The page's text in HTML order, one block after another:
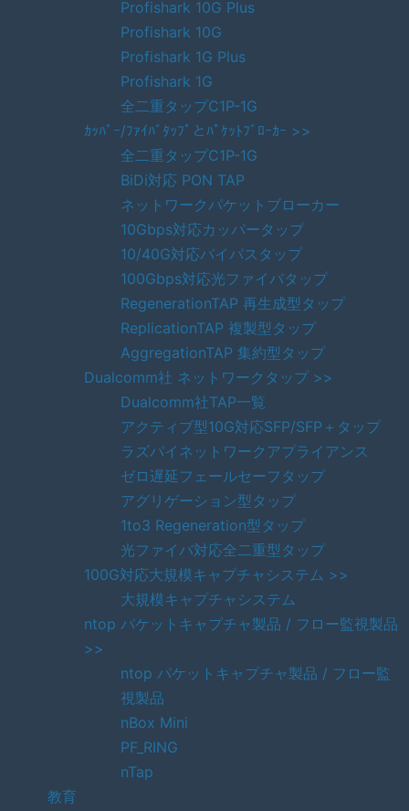
Profishark 10G Plus
Profishark 10G
Profishark 1G Plus
Profishark 1G
全二重タップC1P-1G
ｶｯﾊﾟｰ/ﾌｧｲﾊﾞﾀｯﾌﾟとﾊﾟｹｯﾄﾌﾞﾛｰｶｰ >>
全二重タップC1P-1G
BiDi対応 PON TAP
ネットワークパケットブローカー
10Gbps対応カッパータップ
10/40G対応バイパスタップ
100Gbps対応光ファイバタップ
RegenerationTAP 再生成型タップ
ReplicationTAP 複製型タップ
AggregationTAP 集約型タップ
Dualcomm社 ネットワークタップ >>
Dualcomm社TAP一覧
アクティブ型10G対応SFP/SFP＋タップ
ラズパイネットワークアプライアンス
ゼロ遅延フェールセーフタップ
アグリゲーション型タップ
1to3 Regeneration型タップ
光ファイバ対応全二重型タップ
100G対応大規模キャプチャシステム >>
大規模キャプチャシステム
ntop パケットキャプチャ製品 / フロー監視製品
>>
ntop パケットキャプチャ製品 / フロー監
視製品
nBox Mini
PF_RING
nTap
教育